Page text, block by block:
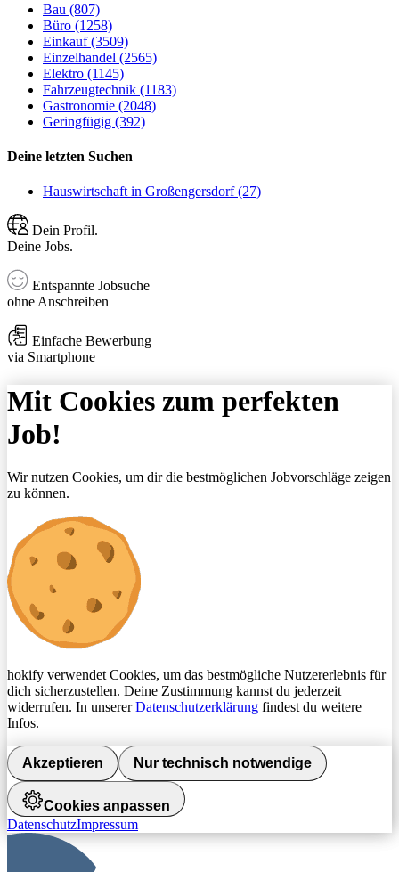
Bau (807)
Büro (1258)
Einkauf (3509)
Einzelhandel (2565)
Elektro (1145)
Fahrzeugtechnik (1183)
Gastronomie (2048)
Geringfügig (392)
Deine letzten Suchen
Hauswirtschaft in Großengersdorf (27)
Dein Profil.
Deine Jobs.
Entspannte Jobsuche
ohne Anschreiben
Einfache Bewerbung
via Smartphone
Mit Cookies zum perfekten
Job!
Wir nutzen Cookies, um dir die bestmöglichen Jobvorschläge zeigen
zu können.
hokify verwendet Cookies, um das bestmögliche Nutzererlebnis für
dich sicherzustellen. Deine Zustimmung kannst du jederzeit
widerrufen. In unsererDatenschutzerklärung findest du weitere
Infos.
Akzeptieren Nur technisch notwendige
Cookies anpassen
DatenschutzImpressum